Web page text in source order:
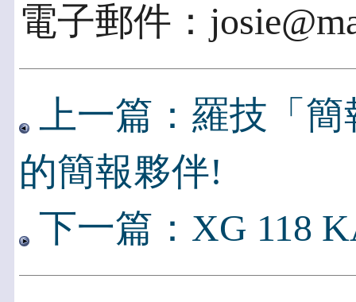
電子郵件：
上一篇：羅技「
的簡報夥伴!
下一篇：XG 118